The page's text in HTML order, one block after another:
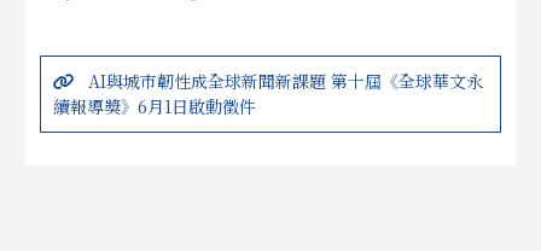
AI與城市韌性成全球新聞新課題 第十屆《全球華文永
續報導獎》6月1日啟動徵件